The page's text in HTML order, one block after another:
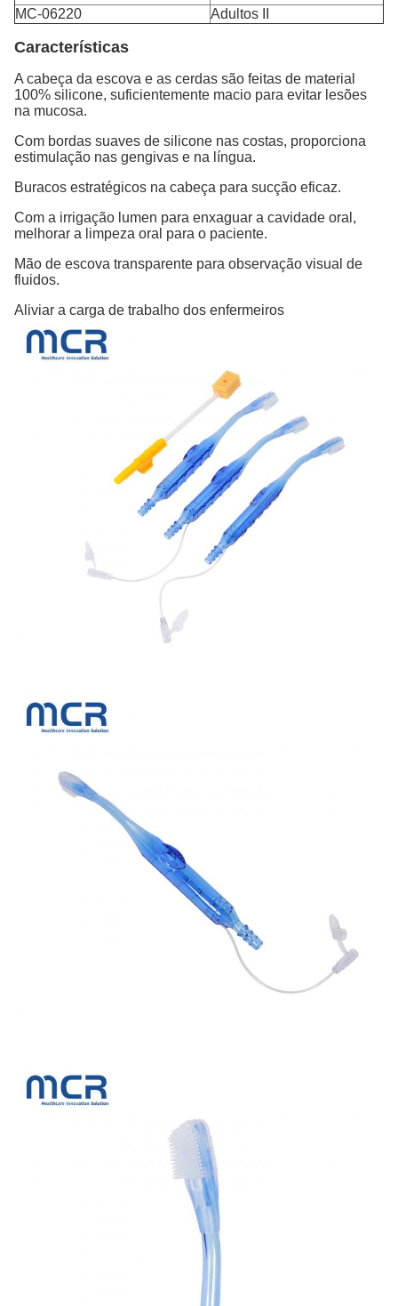
MC-06220
Adultos II
Características
A cabeça da escova e as cerdas são feitas de material
100% silicone, suficientemente macio para evitar lesões
na mucosa.
Com bordas suaves de silicone nas costas, proporciona
estimulação nas gengivas e na língua.
Buracos estratégicos na cabeça para sucção eficaz.
Com a irrigação lumen para enxaguar a cavidade oral,
melhorar a limpeza oral para o paciente.
Mão de escova transparente para observação visual de
fluidos.
Aliviar a carga de trabalho dos enfermeiros